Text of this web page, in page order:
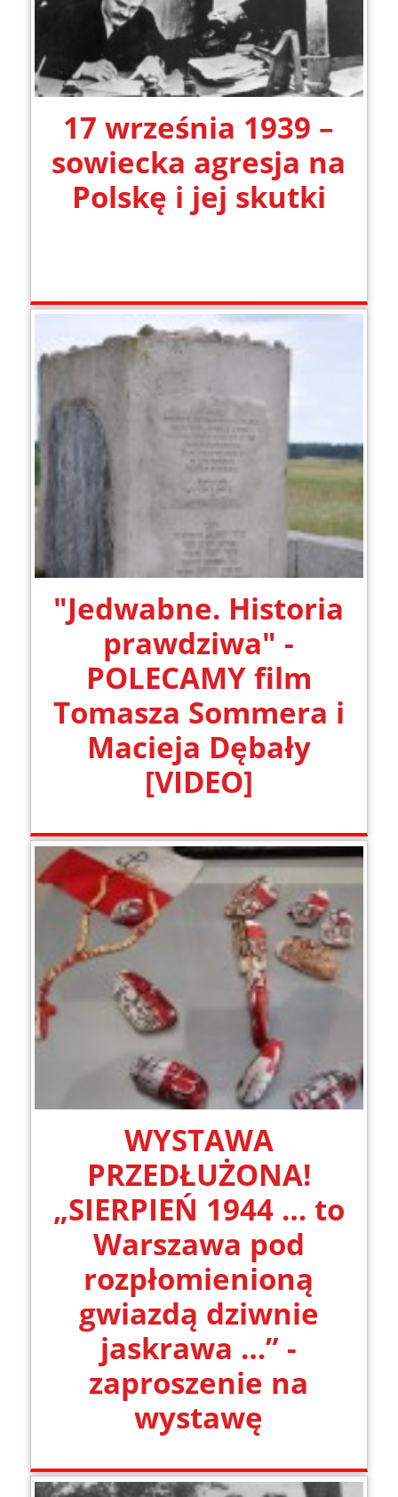
17 września 1939 –
sowiecka agresja na
Polskę i jej skutki
"Jedwabne. Historia
prawdziwa" -
POLECAMY film
Tomasza Sommera i
Macieja Dębały
[VIDEO]
WYSTAWA
PRZEDŁUŻONA!
„SIERPIEŃ 1944 … to
Warszawa pod
rozpłomienioną
gwiazdą dziwnie
jaskrawa …” -
zaproszenie na
wystawę